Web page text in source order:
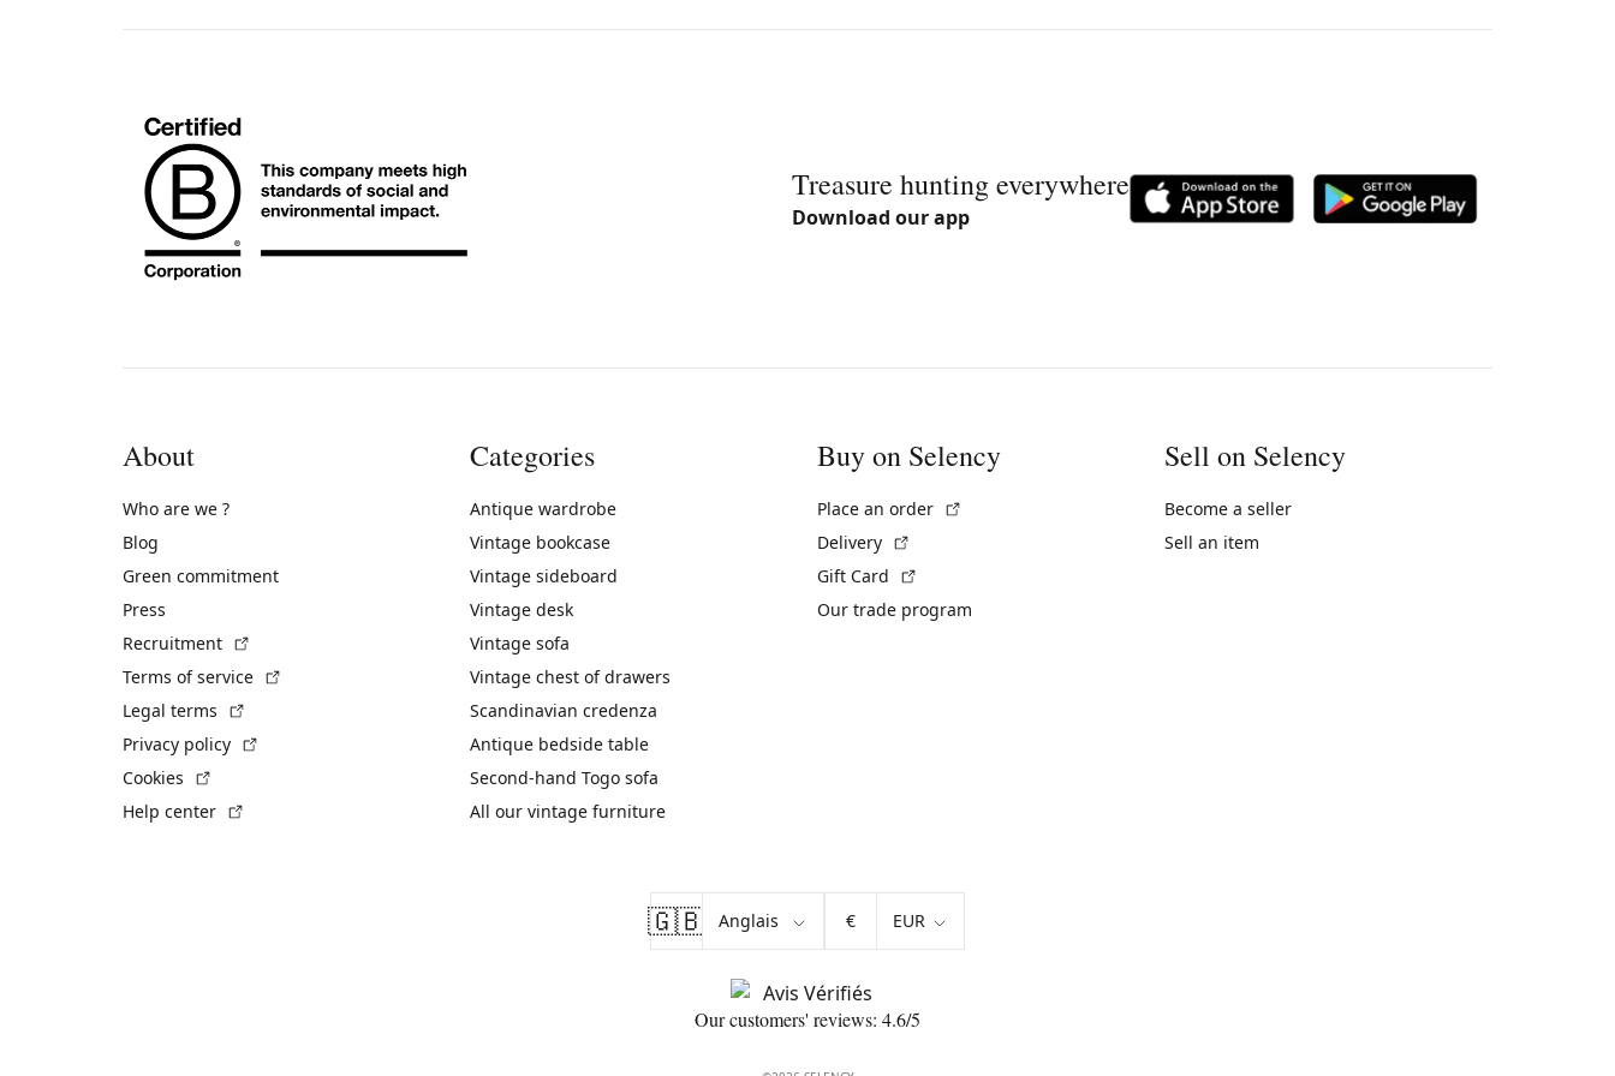
Treasure hunting everywhere
Download our app
About
Who are we ?
Blog
Green commitment
Press
Recruitment
Terms of service
Legal terms
Privacy policy
Cookies
Help center
Categories
Antique wardrobe
Vintage bookcase
Vintage sideboard
Vintage desk
Vintage sofa
Vintage chest of drawers
Scandinavian credenza
Antique bedside table
Second-hand Togo sofa
All our vintage furniture
Buy on Selency
Place an order
Delivery
Gift Card
Our trade program
Sell on Selency
Become a seller
Sell an item
🇬🇧 €
Our customers' reviews: 4.6/5